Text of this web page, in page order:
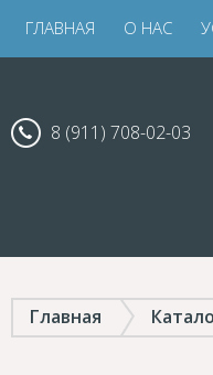
ГЛАВНАЯ О НАС
8 (911) 708-02-03
Главная